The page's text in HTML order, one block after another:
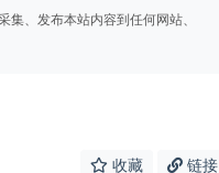
、发布本站内容到任何网站、
收藏 链接